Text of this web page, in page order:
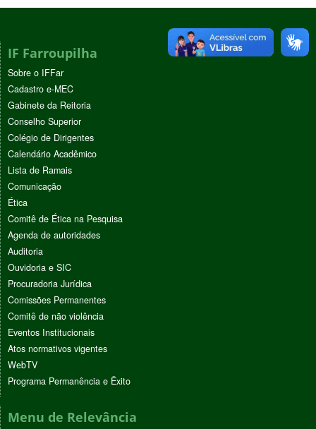
IF Farroupilha
Sobre o IFFar
Cadastro e-MEC
Gabinete da Reitoria
Conselho Superior
Colégio de Dirigentes
Calendário Acadêmico
Lista de Ramais
Comunicação
Ética
Comitê de Ética na Pesquisa
Agenda de autoridades
Auditoria
Ouvidoria e SIC
Procuradoria Jurídica
Comissões Permanentes
Comitê de não violência
Eventos Institucionais
Atos normativos vigentes
WebTV
Programa Permanência e Êxito
Menu de Relevância